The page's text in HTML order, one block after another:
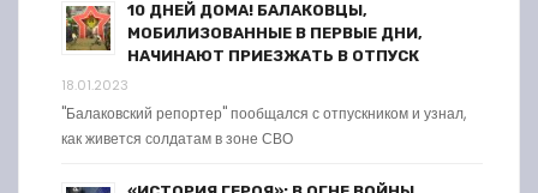
10 ДНЕЙ ДОМА! БАЛАКОВЦЫ,
МОБИЛИЗОВАННЫЕ В ПЕРВЫЕ ДНИ,
НАЧИНАЮТ ПРИЕЗЖАТЬ В ОТПУСК
18.01.2023
"Балаковский репортер" пообщался с отпускником и узнал,
как живется солдатам в зоне СВО